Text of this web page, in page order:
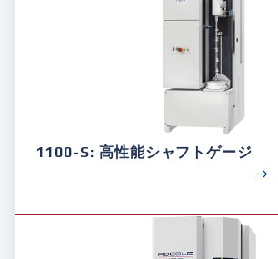
1100-S: 高性能シャフトゲージ